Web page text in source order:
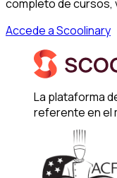
completo de cursos,
Accede a Scoolinary
La plataforma
referente en el